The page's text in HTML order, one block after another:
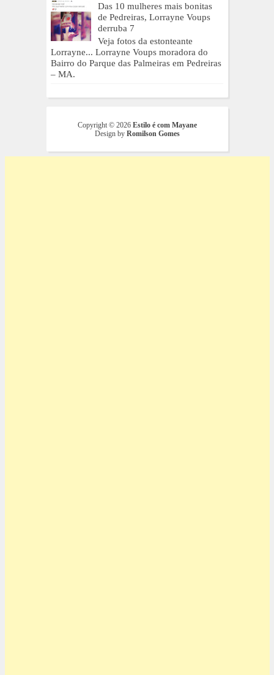
Das 10 mulheres mais bonitas
de Pedreiras, Lorrayne Voups
derruba 7
Veja fotos da estonteante
Lorrayne... Lorrayne Voups moradora do
Bairro do Parque das Palmeiras em Pedreiras
– MA.
Copyright © 2026 Estilo é com Mayane
Design by Romilson Gomes